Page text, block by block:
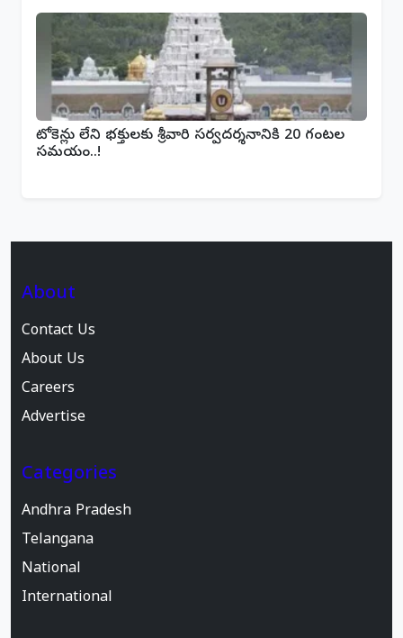
టోకెన్లు లేని భక్తులకు శ్రీవారి సర్వదర్శనానికి 20 గంటల
సమయం..!
About
Contact Us
About Us
Careers
Advertise
Categories
Andhra Pradesh
Telangana
National
International